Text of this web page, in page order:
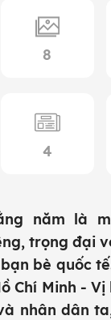
8
4
năm là
trọng đại
bè quốc
Chí Minh -
nhân dân